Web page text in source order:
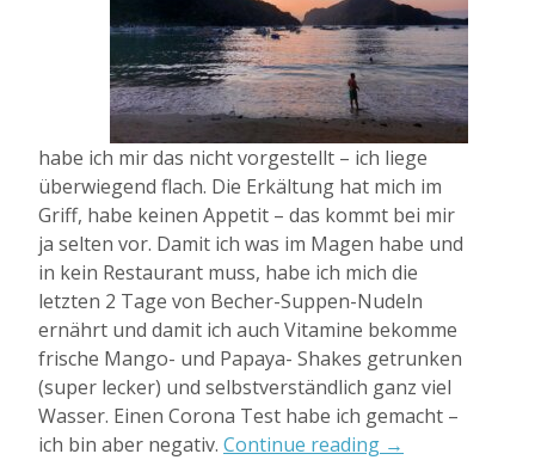
habe ich mir das nicht vorgestellt – ich liege
überwiegend flach. Die Erkältung hat mich im
Griff, habe keinen Appetit – das kommt bei mir
ja selten vor. Damit ich was im Magen habe und
in kein Restaurant muss, habe ich mich die
letzten 2 Tage von Becher-Suppen-Nudeln
ernährt und damit ich auch Vitamine bekomme
frische Mango- und Papaya- Shakes getrunken
(super lecker) und selbstverständlich ganz viel
Wasser. Einen Corona Test habe ich gemacht –
ich bin aber negativ. Continue reading „Letzte
→